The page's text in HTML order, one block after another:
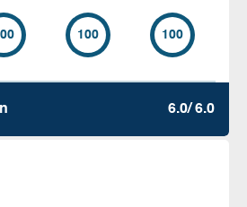
100 100
6.0/ 6.0